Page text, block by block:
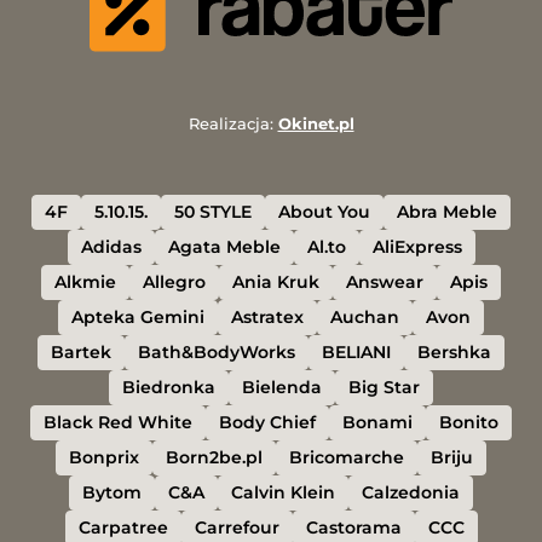
Realizacja: Okinet.pl
4F 5.10.15. 50 STYLE About You
Abra Meble
Adidas
Agata Meble Al.to
AliExpress
Alkmie
Allegro Ania Kruk Answear
Apis
Apteka Gemini
Astratex Auchan
Avon
Bartek
Bath&BodyWorks BELIANI
Bershka
Biedronka
Bielenda
Big Star
Black Red White
Body Chief Bonami
Bonito
Bonprix
Born2be.pl Bricomarche
Briju
Bytom
C&A Calvin Klein
Calzedonia
Carpatree
Carrefour Castorama CCC